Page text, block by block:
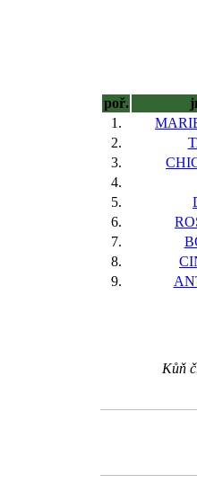
poř.
1.
2.
3.
4.
5.
6.
7.
8.
9.
Kůň